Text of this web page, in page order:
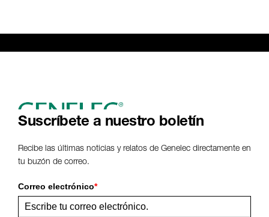
Suscríbete a nuestro boletín
Recibe las últimas noticias y relatos de Genelec directamente en
tu buzón de correo.
Correo electrónico*